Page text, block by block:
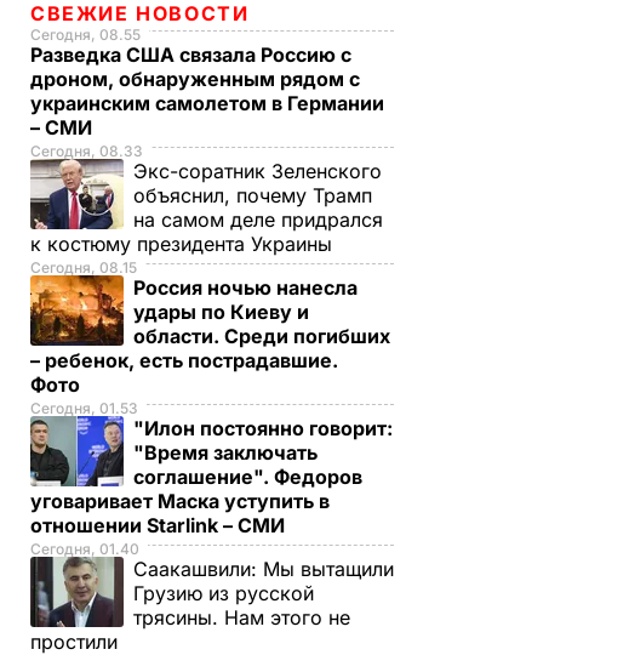
СВЕЖИЕ НОВОСТИ
Сегодня, 08.55
Разведка США связала Россию с
дроном, обнаруженным рядом с
украинским самолетом в Германии
– СМИ
Сегодня, 08.33
Экс-соратник Зеленского
объяснил, почему Трамп
на самом деле придрался
к костюму президента Украины
Сегодня, 08.15
Россия ночью нанесла
удары по Киеву и
области. Среди погибших
– ребенок, есть пострадавшие.
Фото
Сегодня, 01.53
"Илон постоянно говорит:
"Время заключать
соглашение". Федоров
уговаривает Маска уступить в
отношении Starlink – СМИ
Сегодня, 01.40
Саакашвили: Мы вытащили
Грузию из русской
трясины. Нам этого не
простили